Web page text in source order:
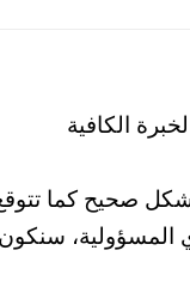
الكافية
صحيح كما
سنكون